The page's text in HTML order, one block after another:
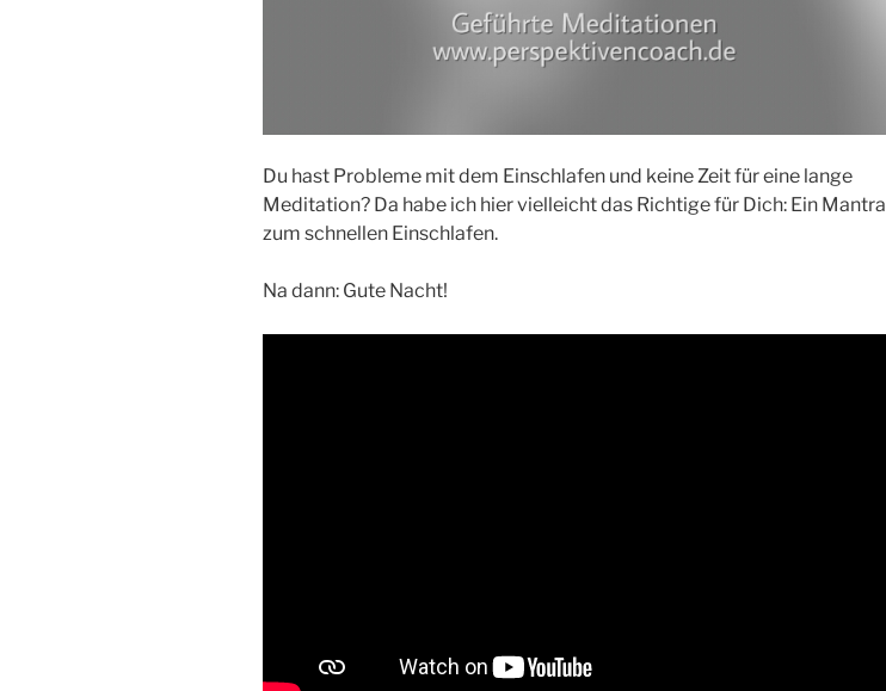
Du hast Probleme mit dem Einschlafen und keine Zeit für eine lange
Meditation? Da habe ich hier vielleicht das Richtige für Dich: Ein Mantra
zum schnellen Einschlafen.
Na dann: Gute Nacht!